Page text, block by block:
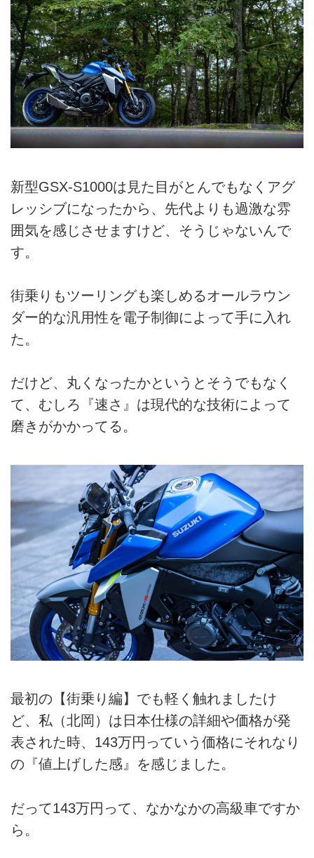
新型GSX-S1000は見た目がとんでもなくアグ
レッシブになったから、先代よりも過激な雰
囲気を感じさせますけど、そうじゃないんで
す。
街乗りもツーリングも楽しめるオールラウン
ダー的な汎用性を電子制御によって手に入れ
た。
だけど、丸くなったかというとそうでもなく
て、むしろ『速さ』は現代的な技術によって
磨きがかかってる。
最初の【街乗り編】でも軽く触れましたけ
ど、私（北岡）は日本仕様の詳細や価格が発
表された時、143万円っていう価格にそれなり
の『値上げした感』を感じました。
だって143万円って、なかなかの高級車ですか
ら。